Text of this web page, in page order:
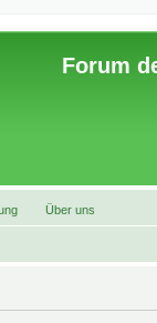
Forum
Über uns